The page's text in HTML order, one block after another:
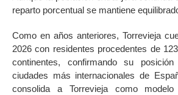
reparto porcentual se mantiene
Como en años anteriores, Torrevieja
2026 con residentes procedentes de
continentes, confirmando su
ciudades más internacionales de
consolida a Torrevieja como